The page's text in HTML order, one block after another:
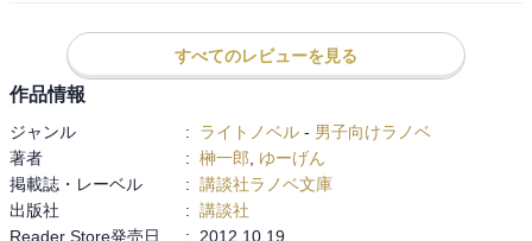
すべてのレビューを見る
作品情報
ジャンル : ライトノベル - 男子向けラノベ
著者
: 榊一郎
ゆーげん
掲載誌・レーベル
: 講談社ラノベ文庫
出版社
: 講談社
Reader Store発売日
:
2012.10.19